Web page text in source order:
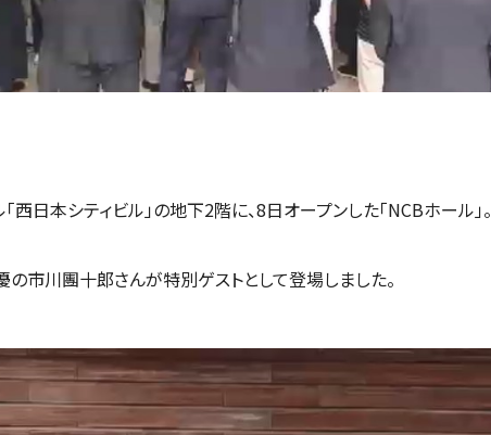
日本シティビル」の地下2階に、8日オープンした「NCBホール」。
市川團十郎さんが特別ゲストとして登場しました。